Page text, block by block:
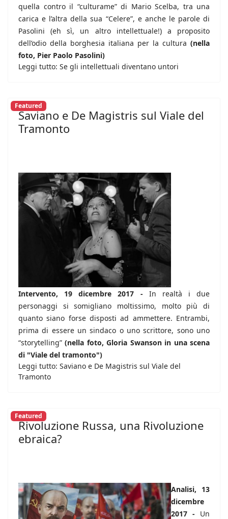
quella contro il “culturame” di Mario Scelba, tra una
carica e l’altra della sua “Celere”, e anche le parole di
Pasolini (eh sì, un altro intellettuale!) a proposito
dell’odio della borghesia italiana per la cultura (nella
foto, Pier Paolo Pasolini)
Leggi tutto: Se gli intellettuali diventano untori
Featured
Saviano e De Magistris sul Viale del
Tramonto
Intervento, 19 dicembre 2017 - In realtà i due
personaggi si somigliano moltissimo, molto più di
quanto siano forse disposti ad ammettere. Entrambi,
prima di essere un sindaco o uno scrittore, sono uno
“storytelling”(nella foto, Gloria Swanson in una scena
di "Viale del tramonto")
Leggi tutto: Saviano e De Magistris sul Viale del
Tramonto
Featured
Rivoluzione Russa, una Rivoluzione
ebraica?
Analisi, 13
dicembre
2017 - Un